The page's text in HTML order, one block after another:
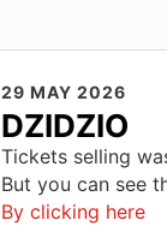
29 MAY 2026
DZIDZIO
Tickets selling
But you can see
By clicking here